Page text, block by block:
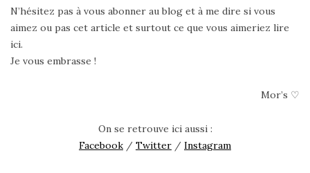
N’hésitez pas à vous abonner au blog et à me dire si vous
aimez ou pas cet article et surtout ce que vous aimeriez lire
ici.
Je vous embrasse !
Mor’s ♡
On se retrouve ici aussi :
Facebook / Twitter / Instagram